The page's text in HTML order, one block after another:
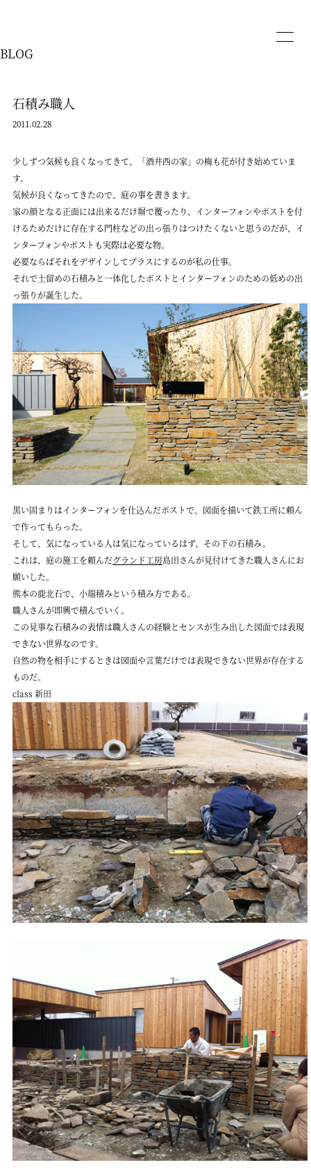
BLOG
石積み職人
2011.02.28
少しずつ気候も良くなってきて、「酒井西の家」の梅も花が付き始めていま
す。
気候が良くなってきたので、庭の事を書きます。
家の顔となる正面には出来るだけ塀で覆ったり、インターフォンやポストを付
けるためだけに存在する門柱などの出っ張りはつけたくないと思うのだが、イ
ンターフォンやポストも実際は必要な物。
必要ならばそれをデザインしてプラスにするのが私の仕事。
それで土留めの石積みと一体化したポストとインターフォンのための低めの出
っ張りが誕生した。
黒い固まりはインターフォンを仕込んだポストで、図面を描いて鉄工所に頼ん
で作ってもらった。
そして、気になっている人は気になっているはず、その下の石積み。
これは、庭の施工を頼んだグランド工房島田さんが見付けてきた職人さんにお
願いした。
熊本の鹿北石で、小端積みという積み方である。
職人さんが即興で積んでいく。
この見事な石積みの表情は職人さんの経験とセンスが生み出した図面では表現
できない世界なのです。
自然の物を相手にするときは図面や言葉だけでは表現できない世界が存在する
ものだ。
class 新田